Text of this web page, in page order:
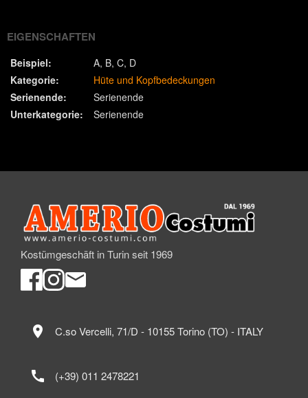
EIGENSCHAFTEN
Beispiel: A B C D
Kategorie:
Hüte und Kopfbedeckungen
Serienende:
Serienende
Unterkategorie:
Serienende
Kostümgeschäft in Turin seit 1969
location_on C.so Vercelli, 71/D - 10155 Torino (TO) - ITALY
call (+39) 011 2478221